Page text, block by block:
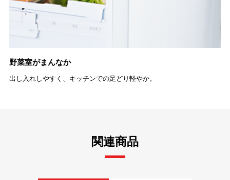
野菜室がまんなか
出し入れしやすく、キッチンでの足どり軽やか。
関連商品